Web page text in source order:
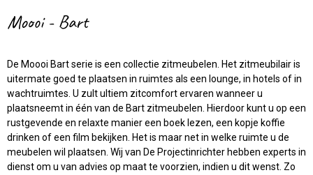
Moooi - Bart
De Moooi Bart serie is een collectie zitmeubelen. Het zitmeubilair is
uitermate goed te plaatsen in ruimtes als een lounge, in hotels of in
wachtruimtes. U zult ultiem zitcomfort ervaren wanneer u
plaatsneemt in één van de Bart zitmeubelen. Hierdoor kunt u op een
rustgevende en relaxte manier een boek lezen, een kopje koffie
drinken of een film bekijken. Het is maar net in welke ruimte u de
meubelen wil plaatsen. Wij van De Projectinrichter hebben experts in
dienst om u van advies op maat te voorzien, indien u dit wenst. Zo